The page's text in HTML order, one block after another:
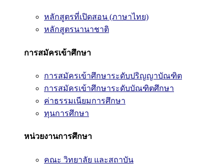
หลักสูตรที่เปิดสอน (ภาษาไทย)
หลักสูตรนานาชาติ
การสมัครเข้าศึกษา
การสมัครเข้าศึกษาระดับปริญญาบัณฑิต
การสมัครเข้าศึกษาระดับบัณฑิตศึกษา
ค่าธรรมเนียมการศึกษา
ทุนการศึกษา
หน่วยงานการศึกษา
คณะ วิทยาลัย และสถาบัน